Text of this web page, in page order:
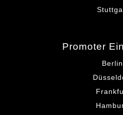
Promoter
Berlin